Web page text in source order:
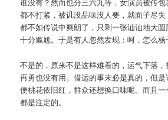
谁没有？然而也分三六九等，女演员被传
都不打紧，被讥没品味没人要，就面子尽
都不如传说中爽朗了，只剩一张讪讪地大圆
十分尴尬。于是有人忽然发现：呵，怎么
不是的，原来不是这样难看的，运气下落，
再勇也没有用。借运的事未必是真的，但
便桃花依旧红，群众还想换口味呢。而且一
都是注定的。